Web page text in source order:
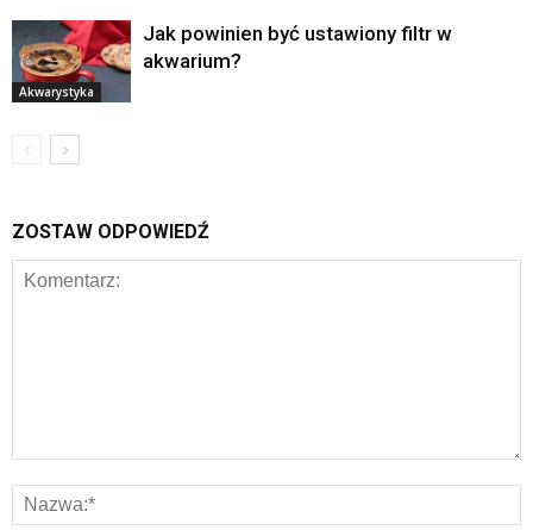
Akwarystyka
Jak powinien być ustawiony filtr w
akwarium?
ZOSTAW ODPOWIEDŹ